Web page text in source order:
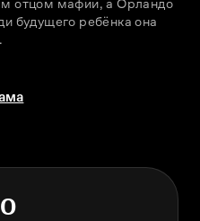
будущего ребёнка она